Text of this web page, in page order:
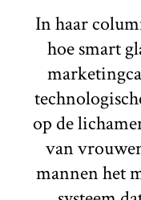
In haar
hoe smart
op de
van
mannen het